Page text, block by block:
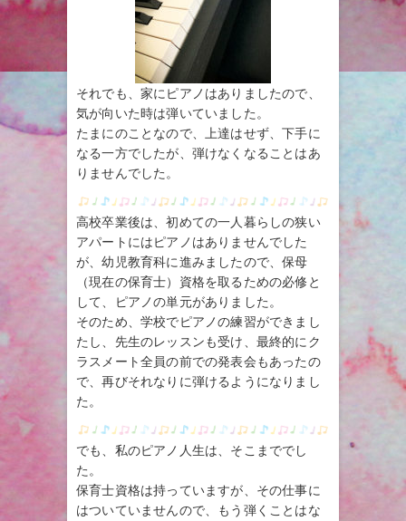
それでも、家にピアノはありましたので、
気が向いた時は弾いていました。
たまにのことなので、上達はせず、下手に
なる一方でしたが、弾けなくなることはあ
りませんでした。
高校卒業後は、初めての一人暮らしの狭い
アパートにはピアノはありませんでした
が、幼児教育科に進みましたので、保母
（現在の保育士）資格を取るための必修と
して、ピアノの単元がありました。
そのため、学校でピアノの練習ができまし
たし、先生のレッスンも受け、最終的にク
ラスメート全員の前での発表会もあったの
で、再びそれなりに弾けるようになりまし
た。
でも、私のピアノ人生は、そこまででし
た。
保育士資格は持っていますが、その仕事に
はついていませんので、もう弾くことはな